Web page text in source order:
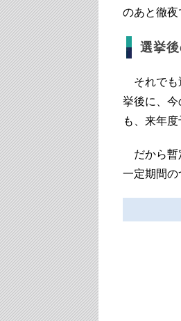
のあと徹夜
選挙
それでも
挙後に、
も、来年
だから暫
一定期間の